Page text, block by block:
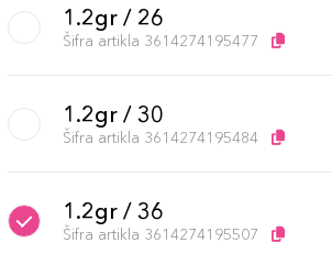
1.2gr / 26
Šifra artikla 3614274195477
1.2gr / 30
Šifra artikla 3614274195484
1.2gr / 36
Šifra artikla 3614274195507